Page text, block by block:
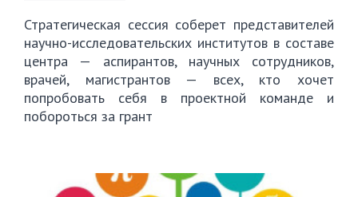
Стратегическая сессия соберет представителей
научно-исследовательских институтов в составе
центра — аспирантов, научных сотрудников,
врачей, магистрантов — всех, кто хочет
попробовать себя в проектной команде и
побороться за грант